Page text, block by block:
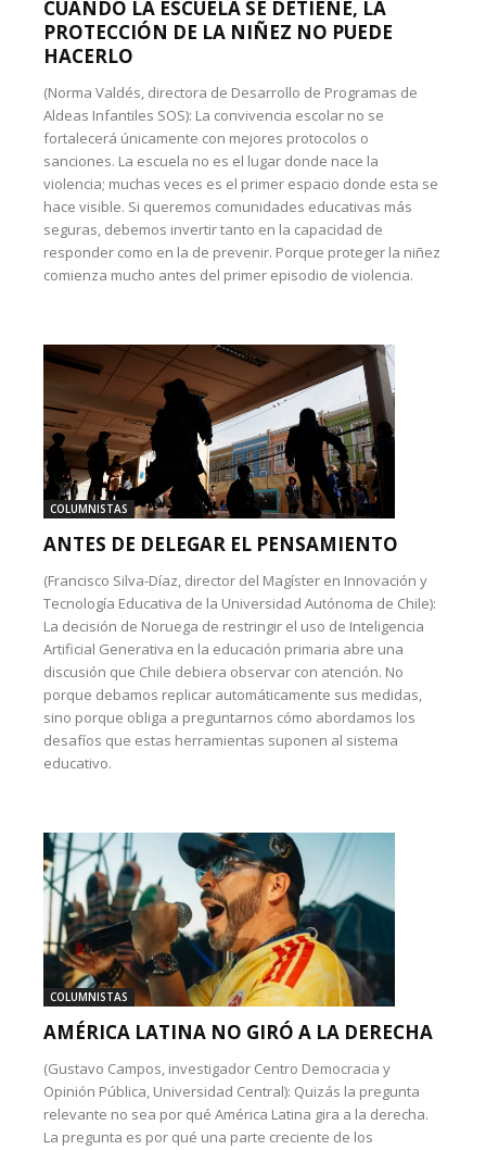
CUANDO LA ESCUELA SE DETIENE, LA
PROTECCIÓN DE LA NIÑEZ NO PUEDE
HACERLO
(Norma Valdés, directora de Desarrollo de Programas de
Aldeas Infantiles SOS): La convivencia escolar no se
fortalecerá únicamente con mejores protocolos o
sanciones. La escuela no es el lugar donde nace la
violencia; muchas veces es el primer espacio donde esta se
hace visible. Si queremos comunidades educativas más
seguras, debemos invertir tanto en la capacidad de
responder como en la de prevenir. Porque proteger la niñez
comienza mucho antes del primer episodio de violencia.
COLUMNISTAS
ANTES DE DELEGAR EL PENSAMIENTO
(Francisco Silva-Díaz, director del Magíster en Innovación y
Tecnología Educativa de la Universidad Autónoma de Chile):
La decisión de Noruega de restringir el uso de Inteligencia
Artificial Generativa en la educación primaria abre una
discusión que Chile debiera observar con atención. No
porque debamos replicar automáticamente sus medidas,
sino porque obliga a preguntarnos cómo abordamos los
desafíos que estas herramientas suponen al sistema
educativo.
COLUMNISTAS
AMÉRICA LATINA NO GIRÓ A LA DERECHA
(Gustavo Campos, investigador Centro Democracia y
Opinión Pública, Universidad Central): Quizás la pregunta
relevante no sea por qué América Latina gira a la derecha.
La pregunta es por qué una parte creciente de los